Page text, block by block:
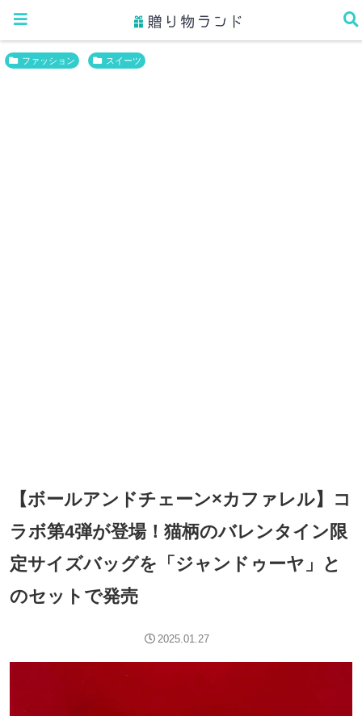
ホーム ファッション
ファッション スイーツ
【ボールアンドチェーン×カファレル】コ
ラボ第4弾が登場！猫柄のバレンタイン限
定サイズバッグを「ジャンドゥーヤ」と
のセットで発売
2025.01.27